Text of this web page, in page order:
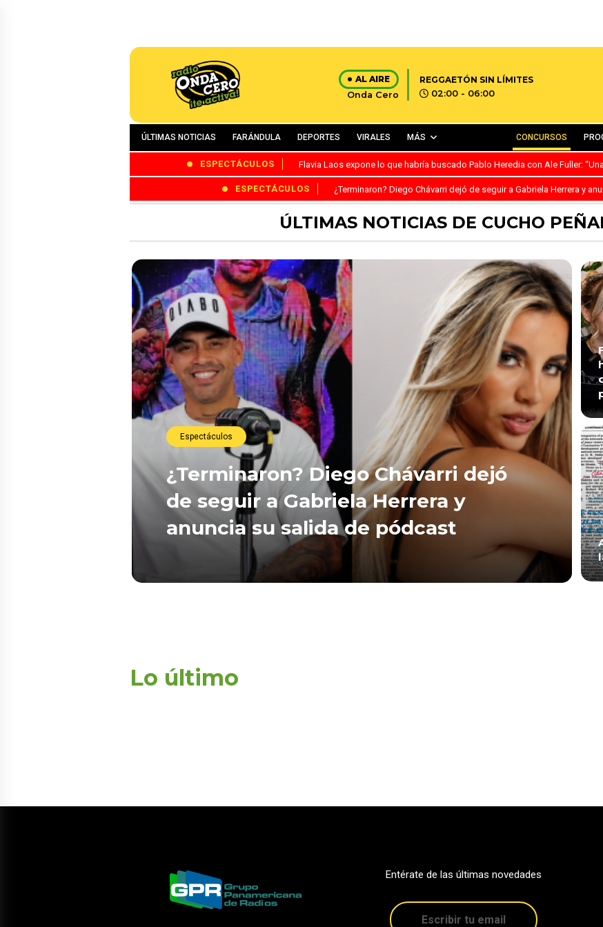
AL AIRE
Onda Cero
REGGAETÓN SIN LÍMITES
02:00 - 06:00
ÚLTIMAS NOTICIAS FARÁNDULA DEPORTES VIRALES MÁS CONCURSOS
ESPECTÁCULOS Flavia Laos expone lo que habría buscado Pablo Heredia con Ale Fuller:
ESPECTÁCULOS ¿Terminaron? Diego Chávarri dejó de seguir a Gabriela Herrera y
ÚLTIMAS NOTICIAS DE CUCHO
Espectáculos
¿Terminaron? Diego Chávarri dejó
de seguir a Gabriela Herrera y
anuncia su salida de pódcast
Lo último
Entérate de las últimas novedades